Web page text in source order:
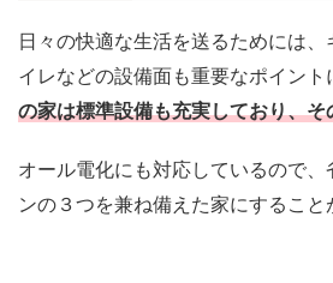
日々の快適な生活を送るためには、
イレなどの設備面も重要なポイント
の家は標準設備も充実しており、そ
オール電化にも対応しているので
ンの３つを兼ね備えた家にすること